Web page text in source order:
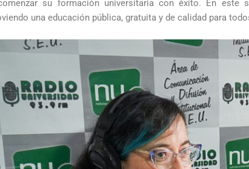
su formación universitaria con éxito. En este
una educación pública, gratuita y de calidad para